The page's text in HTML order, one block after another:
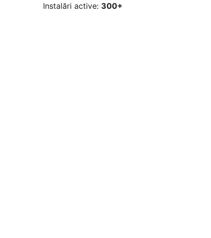
Instalări active: 300+